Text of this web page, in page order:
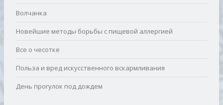
Волчанка
Новейшие методы борьбы с пищевой аллергией
Все о чесотке
Польза и вред искусственного вскармливания
День прогулок под дождем